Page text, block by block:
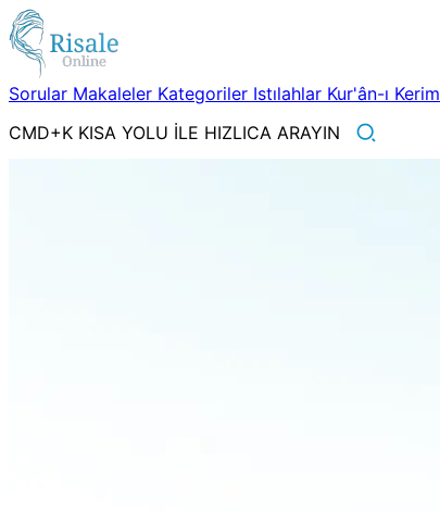
Sorular Makaleler Kategoriler Istılahlar Kur'ân-ı Kerim
CMD+K KISA YOLU İLE HIZLICA ARAYIN